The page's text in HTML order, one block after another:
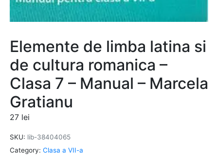
Elemente de limba latina si
de cultura romanica –
Clasa 7 – Manual – Marcela
Gratianu
27 lei
SKU: lib-38404065
Category: Clasa a VII-a